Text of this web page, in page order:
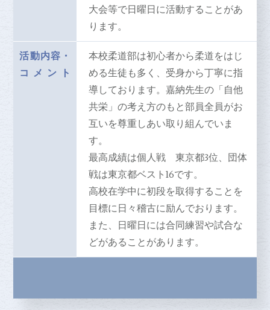
大会等で日曜日に活動することがあ
ります。
活動内容 ・
コメント
本校柔道部は初心者から柔道をはじ
める生徒も多く、受身から丁寧に指
導しております。嘉納先生の「自他
共栄」の考え方のもと部員全員がお
互いを尊重しあい取り組んでいま
す。
最高成績は個人戦 東京都3位、団体
戦は東京都ベスト16です。
高校在学中に初段を取得することを
目標に日々稽古に励んでおります。
また、日曜日には合同練習や試合な
どがあることがあります。